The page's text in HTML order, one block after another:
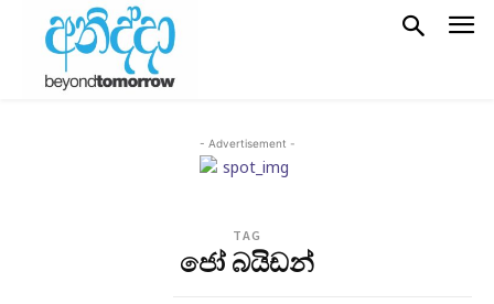
- Advertisement -
TAG
ජෝ බයිඩන්